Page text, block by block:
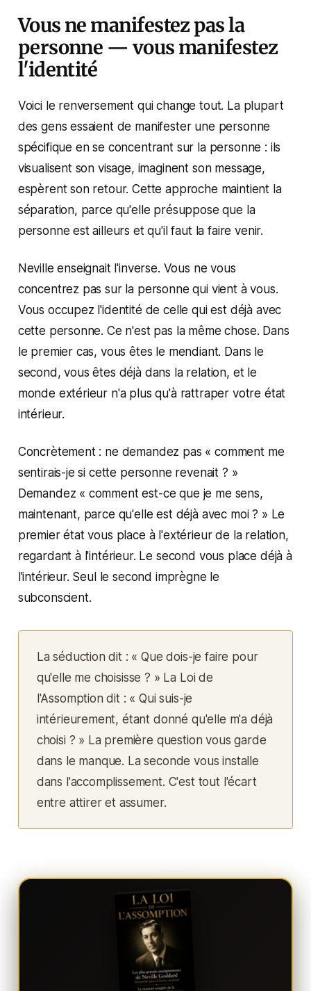
Vous ne manifestez pas la
personne — vous manifestez
l'identité
Voici le renversement qui change tout. La plupart
des gens essaient de manifester une personne
spécifique en se concentrant sur la personne : ils
visualisent son visage, imaginent son message,
espèrent son retour. Cette approche maintient la
séparation, parce qu'elle présuppose que la
personne est ailleurs et qu'il faut la faire venir.
Neville enseignait l'inverse. Vous ne vous
concentrez pas sur la personne qui vient à vous.
Vous occupez l'identité de celle qui est déjà avec
cette personne. Ce n'est pas la même chose. Dans
le premier cas, vous êtes le mendiant. Dans le
second, vous êtes déjà dans la relation, et le
monde extérieur n'a plus qu'à rattraper votre état
intérieur.
Concrètement : ne demandez pas « comment me
sentirais-je si cette personne revenait ? »
Demandez « comment est-ce que je me sens,
maintenant, parce qu'elle est déjà avec moi ? » Le
premier état vous place à l'extérieur de la relation,
regardant à l'intérieur. Le second vous place déjà à
l'intérieur. Seul le second imprègne le
subconscient.
La séduction dit : « Que dois-je faire pour
qu'elle me choisisse ? » La Loi de
l'Assomption dit : « Qui suis-je
intérieurement, étant donné qu'elle m'a déjà
choisi ? » La première question vous garde
dans le manque. La seconde vous installe
dans l'accomplissement. C'est tout l'écart
entre attirer et assumer.